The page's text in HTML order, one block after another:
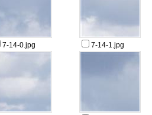
7-14-0.jpg 7-14-1.jpg